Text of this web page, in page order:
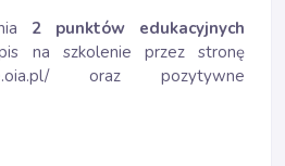
2 punktów edukacyjnych
na szkolenie przez stronę
oraz pozytywne